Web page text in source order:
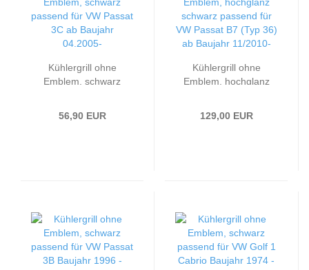
Kühlergrill ohne
Emblem, schwarz
04.2005-
56,90 EUR
Kühlergrill ohne
Emblem, hochglanz
ab Baujahr 11/2010-
129,00 EUR